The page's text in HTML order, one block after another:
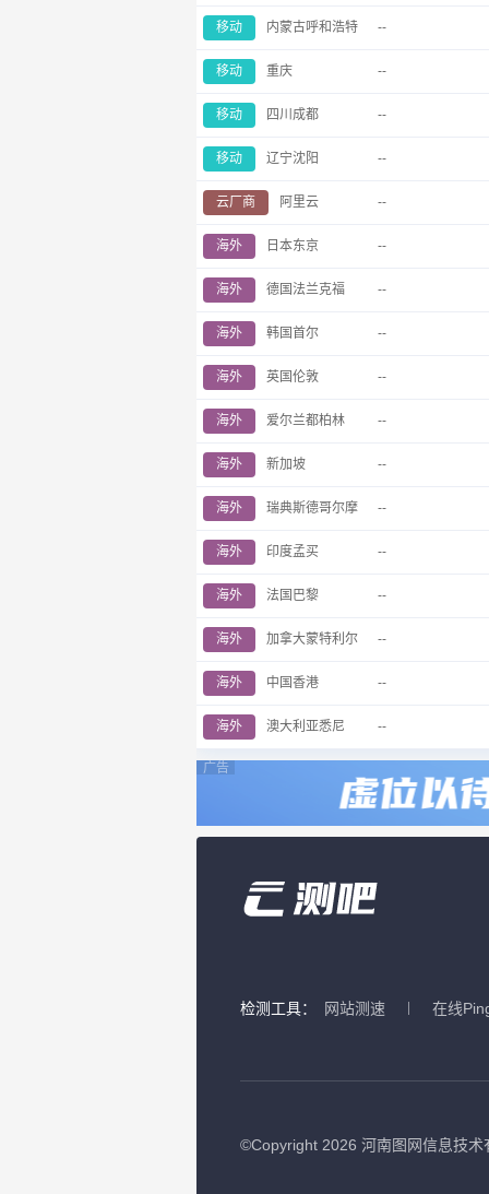
移动 内蒙古呼和浩特 --
移动 重庆 --
移动 四川成都 --
移动 辽宁沈阳 --
云厂商 阿里云 --
海外 日本东京 --
海外 德国法兰克福 --
海外 韩国首尔 --
海外 英国伦敦 --
海外 爱尔兰都柏林 --
海外 新加坡 --
海外 瑞典斯德哥尔摩 --
海外 印度孟买 --
海外 法国巴黎 --
海外 加拿大蒙特利尔 --
海外 中国香港 --
海外 澳大利亚悉尼 --
广告
检测工具： 网站测速 在线
©Copyright 2026 河南图网信息技